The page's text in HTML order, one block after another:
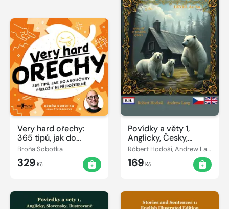
Very hard ořechy:
365 tipů, jak do
angličtiny přeložit
nepřeložitelné
Broňa Sobotka
329 Kč
Povídky a věty 1,
Anglicky, Česky,
Ilustrované
Róbert Hodoši, Andrew Lang
169 Kč